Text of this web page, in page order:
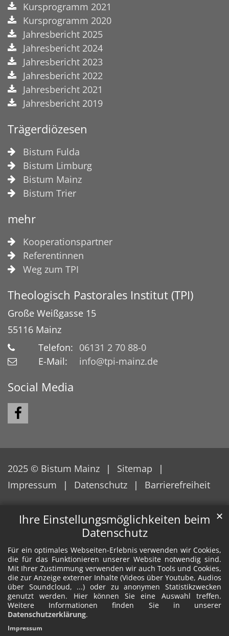
Ihre Einstellungsmöglichkeiten beim
Datenschutz
Für ein optimales Webseiten-Erlebnis verwenden wir Cookies,
die für das Funktionieren unserer Website notwendig sind.
Mit Ihrer Zustimmung verwenden wir auch Tools und Cookies,
die zur Anzeige externer Inhalte (Videos über Youtube, Audios
über Soundcloud, ...) oder zu anonymen Statistikzwecken
genutzt werden. Hier können Sie eine Auswahl treffen.
Weitere Informationen finden Sie in unserer
Datenschutzerklärung.
✕
Impressum
Kursprogramm 2021
Kursprogramm 2020
Jahresbericht 2025
Jahresbericht 2024
Jahresbericht 2023
Jahresbericht 2022
Jahresbericht 2021
Jahresbericht 2019
Trägerdiözesen
Bistum Fulda
Bistum Limburg
Bistum Mainz
Bistum Trier
mehr
Kooperationspartner
Referentinnen
Weg zum TPI
Theologisch Pastorales Institut (TPI)
Große Weißgasse 15
55116 Mainz
Telefon: 06131 2 70 88-0
E-Mail:
info@tpi-mainz.de
Social Media
2025 © Bistum Mainz
Sitemap
Impressum
Datenschutz Barrierefreiheit